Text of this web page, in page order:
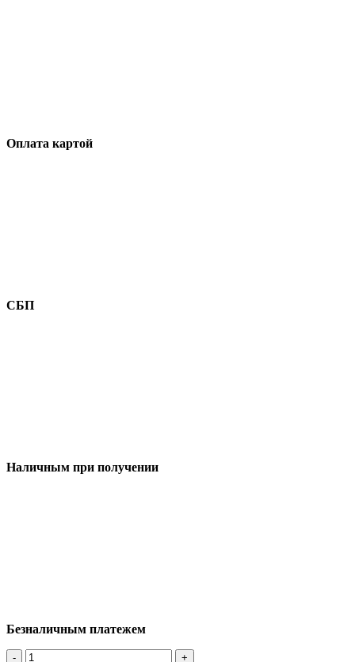
Оплата картой
СБП
Наличным при получении
Безналичным платежем
- +